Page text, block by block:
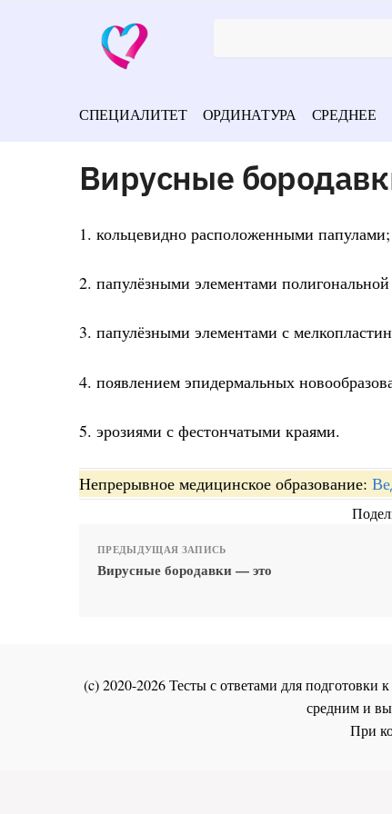
СПЕЦИАЛИТЕТ ОРДИНАТУРА СРЕДНЕЕ
Вирусные
1. кольцевидно расположенными папулами;
2. папулёзными элементами
3. папулёзными элементами с
4. появлением эпидермальных
5. эрозиями с фестончатыми краями.
Непрерывное медицинское образование:
ПРЕДЫДУЩАЯ ЗАПИСЬ
Вирусные бородавки — это
(c) 2020-2026 Тесты с ответами для
средним и
При